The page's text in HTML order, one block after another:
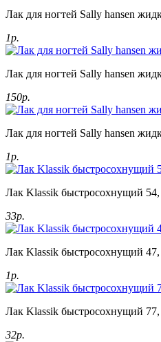
Лак для ногтей Sally hansen
1р.
Лак для ногтей Sally hansen
150р.
Лак для ногтей Sally hansen
1р.
Лак Klassik быстросохнущий
33р.
Лак Klassik быстросохнущий
1р.
Лак Klassik быстросохнущий
32р.